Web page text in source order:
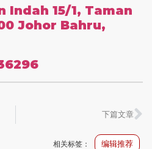
Indah 15/1, Taman
Johor Bahru,
下篇文章
相关标签： 编辑推荐